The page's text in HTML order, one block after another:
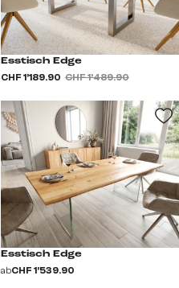
Esstisch Edge
CHF 1’189.90 CHF 1’489.90
Esstisch Edge
abCHF 1’539.90